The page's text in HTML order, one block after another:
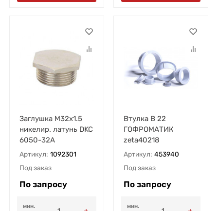
Заглушка M32х1.5
никелир. латунь DKC
6050-32A
Артикул: 1092301
Под заказ
По запросу
мин.
Втулка В 22
ГОФРОМАТИК
zeta40218
Артикул: 453940
Под заказ
По запросу
мин.